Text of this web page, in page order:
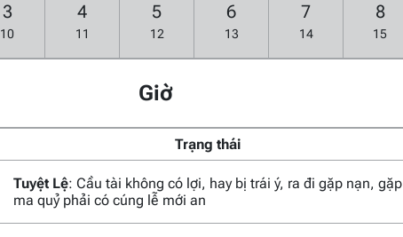
3
10
4
11
5
12
6
13
7
14
8
15
Giờ
Trạng thái
Tuyệt Lệ: Cầu tài không có lợi, hay bị trái ý, ra đi gặp nạn, gặp
ma quỷ phải có cúng lễ mới an